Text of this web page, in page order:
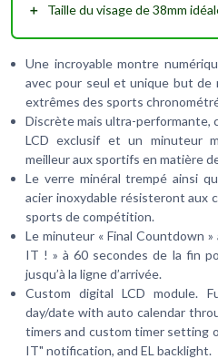
＋
Taille du visage de38mm
Une incroyable montre
avec pour seul et unique but de
extrêmes des sports
Discrète mais ultra-performante,
LCD exclusif et un minuteur
meilleur aux sportifs en matière
Le verre minéral trempé ainsi
acier inoxydable résisteront aux
sports de compétition.
Le minuteur « Final Countdown
IT ! » à 60 secondes de la fin
jusqu’à la ligne d’arrivée.
Custom digital LCD module.
day/date with auto calendar
timers and custom timer setting
IT" notification, and EL backlight.